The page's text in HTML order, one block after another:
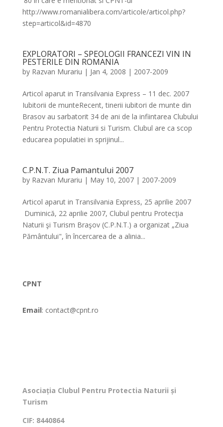
http://www.romanialibera.com/articole/articol.php?
step=articol&id=4870
EXPLORATORI – SPEOLOGII FRANCEZI VIN IN
PESTERILE DIN ROMANIA
by Razvan Murariu | Jan 4, 2008 | 2007-2009
Articol aparut in Transilvania Express – 11 dec. 2007
Iubitorii de munteRecent, tinerii iubitori de munte din
Brasov au sarbatorit 34 de ani de la infiintarea Clubului
Pentru Protectia Naturii si Turism. Clubul are ca scop
educarea populatiei in sprijinul...
C.P.N.T. Ziua Pamantului 2007
by Razvan Murariu | May 10, 2007| 2007-2009
Articol aparut in Transilvania Express, 25 aprilie 2007
Duminică, 22 aprilie 2007, Clubul pentru Protecţia
Naturii şi Turism Braşov (C.P.N.T.) a organizat „Ziua
Pământului", în încercarea de a alinia...
CPNT
Email: contact@cpnt.ro
Asociația Clubul Pentru Protectia Naturii și
Turism
CIF: 8440864